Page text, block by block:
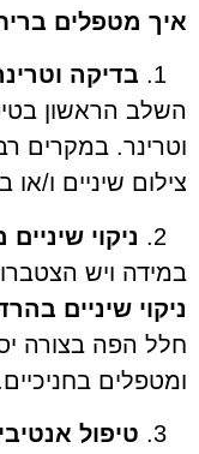
איך מטפלים
בדיקה
השלב הראשון
וטרינר. במקרים
צילום שיניים ו/או
ניקוי שיניים
במידה ויש
ניקוי שיניים
חלל הפה בצורה
ומטפלים
טיפול